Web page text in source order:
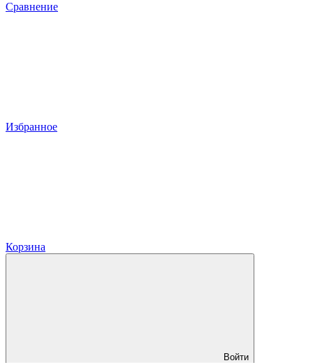
Сравнение
Избранное
Корзина
Войти